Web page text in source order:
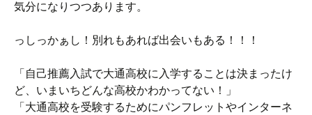
気分になりつつあります。
っしっかぁし！別れもあれば出会いもある！！！
「自己推薦入試で大通高校に入学することは決まったけ
ど、いまいちどんな高校かわかってない！」
「大通高校を受験するためにパンフレットやインターネ